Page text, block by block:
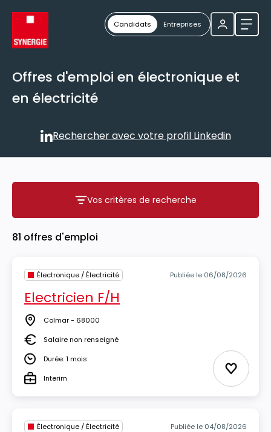
Candidats Entreprises
Offres d'emploi en électronique et
en électricité
Rechercher avec votre
Rechercher avec votre profil Linkedin
Vos critères de recherche
Vos critères de recherche
81 offres d'emploi
Électronique / Électricité Publiée le 06/08/2026
Electricien F/H
Lieu Colmar - 68000
SalaireSalaire non renseigné
DuréeDurée: 1 mois
TypeInterim Ajouter
Électronique / Électricité Publiée le 04/08/2026